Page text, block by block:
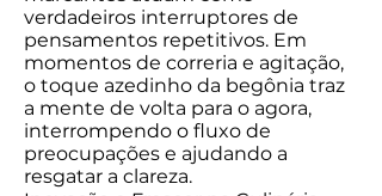
verdadeiros interruptores de
pensamentos repetitivos. Em
momentos de correria e agitação,
o toque azedinho da begônia traz
a mente de volta para o agora,
interrompendo o fluxo de
preocupações e ajudando a
resgatar a clareza.